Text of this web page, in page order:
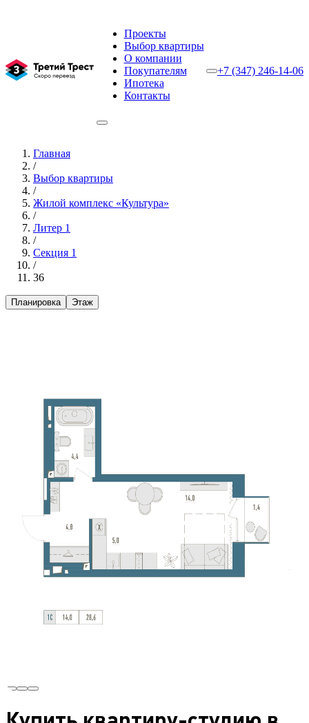
Проекты
Выбор квартиры
О компании
Покупателям
Ипотека
Контакты
+7 (347) 246-14-06
Главная
/
Выбор квартиры
/
Жилой комплекс «Культура»
/
Литер 1
/
Секция 1
/
36
Планировка Этаж